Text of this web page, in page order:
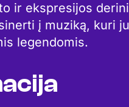
ir ekspresijos
į muziką, kuri
legendomis.